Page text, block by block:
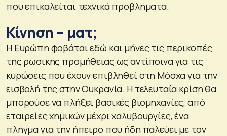
που επικαλείται τεχνικά προβλήματα.
Κίνηση – ματ;
Η Ευρώπη φοβάται εδώ και μήνες τις περικοπές
της ρωσικής προμήθειας ως αντίποινα για τις
κυρώσεις που έχουν επιβληθεί στη Μόσχα για την
εισβολή της στην Ουκρανία. Η τελευταία κρίση θα
μπορούσε να πλήξει βασικές βιομηχανίες, από
εταιρείες χημικών μέχρι χαλυβουργίες, ένα
πλήγμα για την ήπειρο που ήδη παλεύει με τον